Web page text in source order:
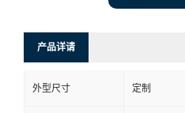
产品详请
外型尺寸 定制